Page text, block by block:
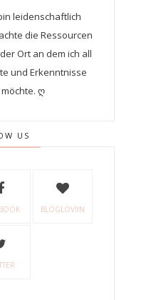
leidenschaftlich
die Ressourcen
Ort an dem ich all
und Erkenntnisse
ღ
US
BLOGLOVIIN